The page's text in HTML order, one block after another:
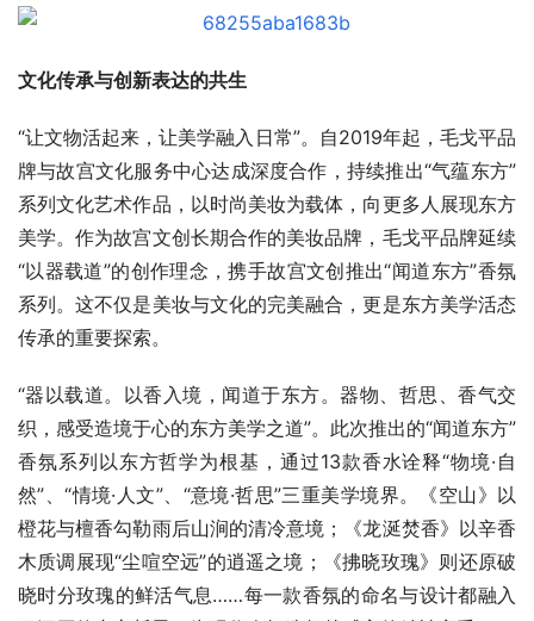
文化传承与创新表达的共生
“让文物活起来，让美学融入日常”。自2019年起，毛戈平品
牌与故宫文化服务中心达成深度合作，持续推出“气蕴东方”
系列文化艺术作品，以时尚美妆为载体，向更多人展现东方
美学。作为故宫文创长期合作的美妆品牌，毛戈平品牌延续
“以器载道”的创作理念，携手故宫文创推出“闻道东方”香氛
系列。这不仅是美妆与文化的完美融合，更是东方美学活态
传承的重要探索。
“器以载道。以香入境，闻道于东方。器物、哲思、香气交
织，感受造境于心的东方美学之道”。此次推出的“闻道东方”
香氛系列以东方哲学为根基，通过13款香水诠释“物境·自
然”、“情境·人文”、“意境·哲思”三重美学境界。《空山》以
橙花与檀香勾勒雨后山涧的清冷意境；《龙涎焚香》以辛香
木质调展现“尘喧空远”的逍遥之境；《拂晓玫瑰》则还原破
晓时分玫瑰的鲜活气息……每一款香氛的命名与设计都融入